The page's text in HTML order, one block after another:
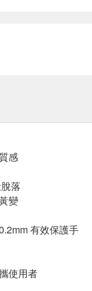
感
落
變
有效保護手
使用者